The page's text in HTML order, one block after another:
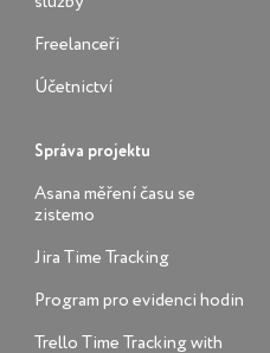
Freelanceři
Účetnictví
Správa projektu
Asana měření času se
zistemo
Jira Time Tracking
Program pro evidenci hodin
Trello Time Tracking with